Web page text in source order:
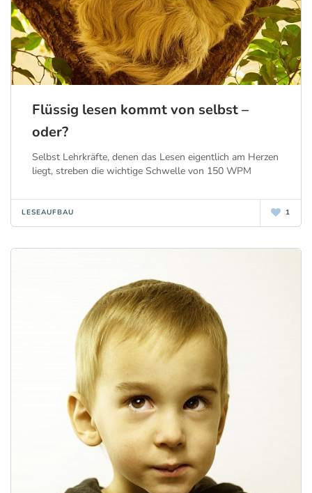
Flüssig lesen kommt von selbst –
oder?
Selbst Lehrkräfte, denen das Lesen eigentlich am Herzen
liegt, streben die wichtige Schwelle von 150 WPM
LESEAUFBAU 1